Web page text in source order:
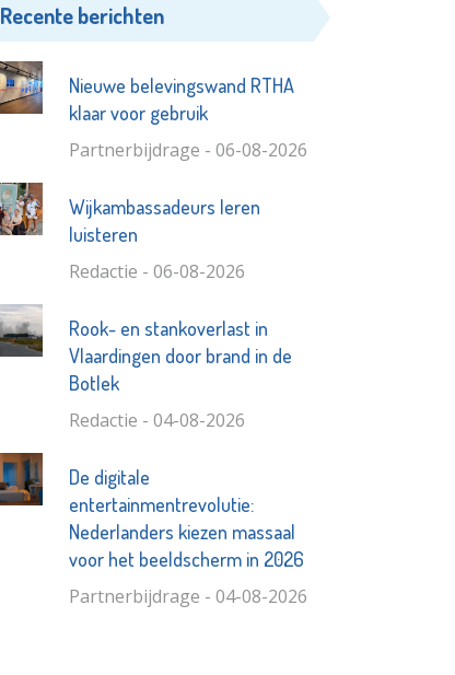
Recente berichten
Nieuwe belevingswand RTHA
klaar voor gebruik
Partnerbijdrage - 06-08-2026
Wijkambassadeurs leren
luisteren
Redactie - 06-08-2026
Rook- en stankoverlast in
Vlaardingen door brand in de
Botlek
Redactie - 04-08-2026
De digitale
entertainmentrevolutie:
Nederlanders kiezen massaal
voor het beeldscherm in 2026
Partnerbijdrage - 04-08-2026